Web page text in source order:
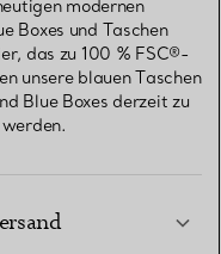
modernen
Boxes und Taschen
das zu 100 % FSC®-
unsere blauen Taschen
Blue Boxes derzeit zu